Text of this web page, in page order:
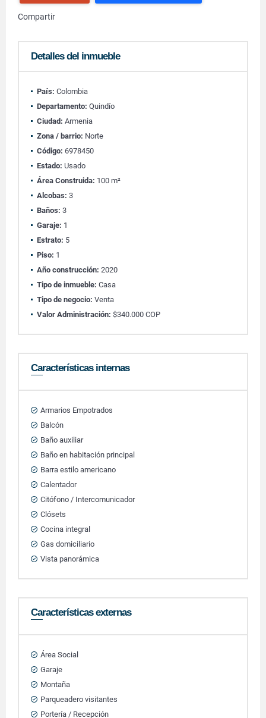
Compartir
Detalles del inmueble
País: Colombia
Departamento: Quindío
Ciudad: Armenia
Zona / barrio: Norte
Código: 6978450
Estado: Usado
Área Construida: 100 m²
Alcobas: 3
Baños: 3
Garaje: 1
Estrato: 5
Piso: 1
Año construcción: 2020
Tipo de inmueble: Casa
Tipo de negocio: Venta
Valor Administración: $340.000 COP
Características internas
Armarios Empotrados
Balcón
Baño auxiliar
Baño en habitación principal
Barra estilo americano
Calentador
Citófono / Intercomunicador
Clósets
Cocina integral
Gas domiciliario
Vista panorámica
Características externas
Área Social
Garaje
Montaña
Parqueadero visitantes
Portería / Recepción